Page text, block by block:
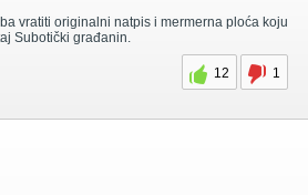
vratiti originalni natpis i mermerna ploća koju
Subotički građanin.
12
1